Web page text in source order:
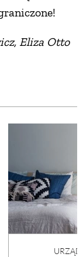
Eliza Otto